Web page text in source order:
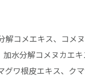
コメエキス、コ
水分解コメヌカエ
ワ根皮エキス、